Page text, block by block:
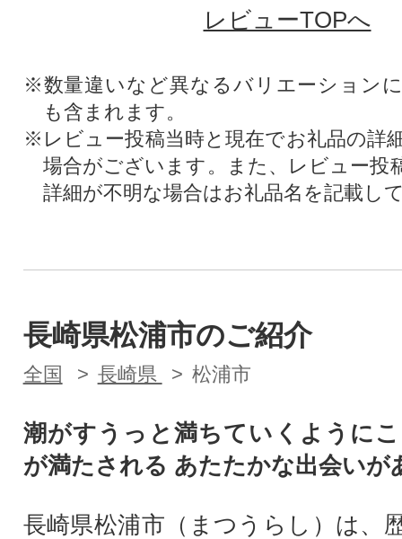
レビューTOPへ
※数量違いなど異なるバリエーション
も含まれます。
※レビュー投稿当時と現在でお礼品の詳
場合がございます。また、レビュー投
詳細が不明な場合はお礼品名を記載し
長崎県松浦市のご紹介
全国 長崎県 松浦市
潮がすうっと満ちていくように
が満たされる あたたかな出会いが
長崎県松浦市（まつうらし）は、